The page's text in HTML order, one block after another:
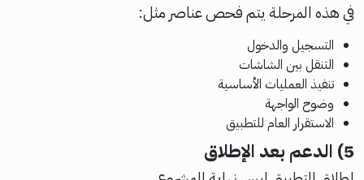
في هذه المرحلة يتم فحص عناصر مثل:
التسجيل والدخول
التنقل بين الشاشات
تنفيذ العمليات الأساسية
وضوح الواجهة
الاستقرار العام للتطبيق
5) الدعم بعد الإطلاق